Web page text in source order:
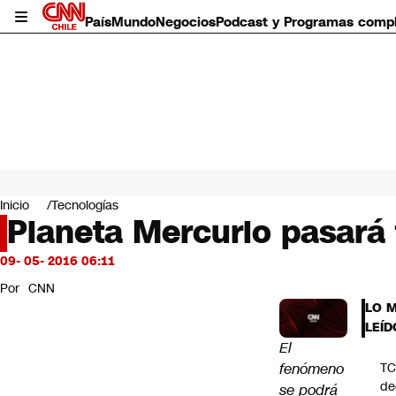
PaísMundoNegociosPodcast y Programas
Mundo
Negocios
Deportes
Programas completos
Servicios
Inicio Tecnologías
Planeta Mercurio
09- 05- 2016 06:11
Por CNN
El
fenómeno
se podrá
LO
TC